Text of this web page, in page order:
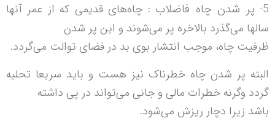
5- پر شدن چاه فاضلاب : چاه‌های قدیمی که از عمر آنها
سالها می‌گذرد بالاخره پر می‌شوند و این پر شدن
ظرفیت چاه، موجب انتشار بوی بد در فضای توالت می‌گردد.
البته پر شدن چاه خطرناک نیز هست و باید سریعا تحلیه
گردد وگرنه خطرات مالی و جانی می‌تواند در پی داشته
باشد زیرا دچار ریزش می‌شود.